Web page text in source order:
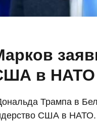
в
Трампа в
США в